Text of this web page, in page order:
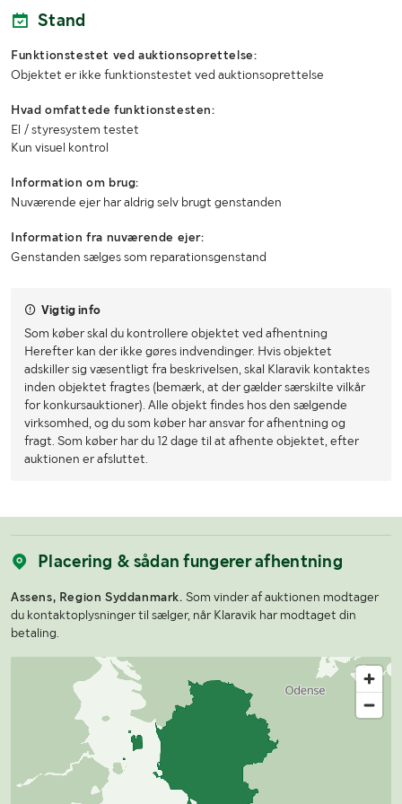
Stand
Funktionstestet ved auktionsoprettelse:
Objektet er ikke funktionstestet ved auktionsoprettelse
Hvad omfattede funktionstesten:
El / styresystem testet
Kun visuel kontrol
Information om brug:
Nuværende ejer har aldrig selv brugt genstanden
Information fra nuværende ejer:
Genstanden sælges som reparationsgenstand
Vigtig info
Som køber skal du kontrollere objektet ved afhentning
Herefter kan der ikke gøres indvendinger. Hvis objektet
adskiller sig væsentligt fra beskrivelsen, skal Klaravik kontaktes
inden objektet fragtes (bemærk, at der gælder særskilte vilkår
for konkursauktioner). Alle objekt findes hos den sælgende
virksomhed, og du som køber har ansvar for afhentning og
fragt. Som køber har du 12 dage til at afhente objektet, efter
auktionen er afsluttet.
Placering & sådan fungerer afhentning
Assens, Region Syddanmark. Som vinder af auktionen modtager
du kontaktoplysninger til sælger, når Klaravik har modtaget din
betaling.